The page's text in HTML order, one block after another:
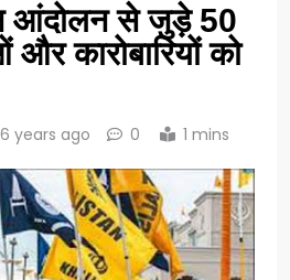
आंदोलन से जुड़े 50
कारोबारियों को
6 years ago 0 1 mins